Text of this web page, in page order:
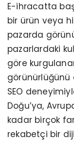
E-ihracatta
bir ürün veya
pazarda
pazarlardaki
göre
görünürlüğünü
SEO
Doğu’ya,
kadar birçok
rekabetçi bir